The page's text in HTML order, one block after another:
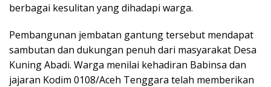
berbagai kesulitan yang dihadapi warga.
Pembangunan jembatan gantung tersebut mendapat
sambutan dan dukungan penuh dari masyarakat Desa
Kuning Abadi. Warga menilai kehadiran Babinsa dan
jajaran Kodim 0108/Aceh Tenggara telah memberikan